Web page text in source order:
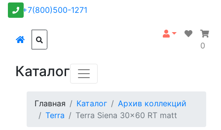
+7(800)500-1271
0
Каталог
Главная Каталог
Архив коллекций
Terra
Terra Siena 30x60 RT matt